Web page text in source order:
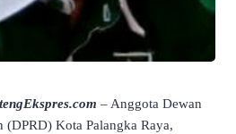
– Anggota Dewan
(DPRD) Kota Palangka Raya,